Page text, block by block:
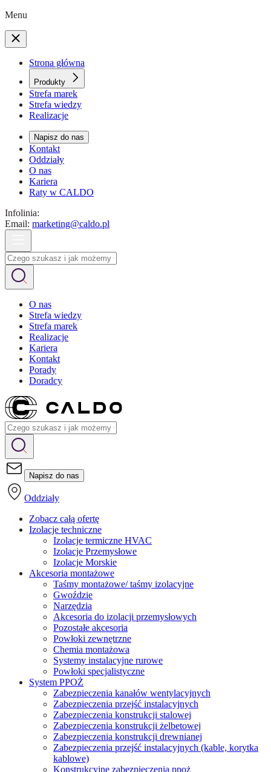
Menu
Strona główna
Produkty
Strefa marek
Strefa wiedzy
Realizacje
Napisz do nas
Kontakt
Oddziały
O nas
Kariera
Raty w CALDO
Infolinia:
Email: marketing@caldo.pl
O nas
Strefa wiedzy
Strefa marek
Realizacje
Kariera
Kontakt
Porady
Doradcy
Napisz do nas
Oddziały
Zobacz całą ofertę
Izolacje techniczne
Izolacje termiczne HVAC
Izolacje Przemysłowe
Izolacje Morskie
Akcesoria montażowe
Taśmy montażowe/ taśmy izolacyjne
Gwoździe
Narzędzia
Akcesoria do izolacji przemysłowych
Pozostałe akcesoria
Powłoki zewnętrzne
Chemia montażowa
Systemy instalacyjne rurowe
Powłoki specjalistyczne
System PPOŻ
Zabezpieczenia kanałów wentylacyjnych
Zabezpieczenia przejść instalacyjnych
Zabezpieczenia konstrukcji stalowej
Zabezpieczenia konstrukcji żelbetowej
Zabezpieczenia konstrukcji drewnianej
Zabezpieczenia przejść instalacyjnych (kable, korytka
kablowe)
Konstrukcyjne zabezpieczenia ppoż